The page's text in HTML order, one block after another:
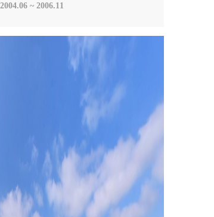
2004.06 ~ 2006.11